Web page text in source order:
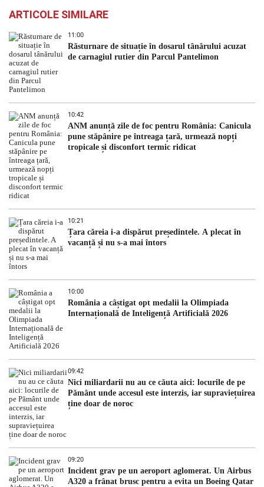
ARTICOLE SIMILARE
11:00
Răsturnare de situație în dosarul tânărului acuzat
de carnagiul rutier din Parcul Pantelimon
10:42
ANM anunță zile de foc pentru România: Canicula
pune stăpânire pe întreaga țară, urmează nopți
tropicale și disconfort termic ridicat
10:21
Țara căreia i-a dispărut președintele. A plecat în
vacanță și nu s-a mai întors
10:00
România a câștigat opt medalii la Olimpiada
Internațională de Inteligență Artificială 2026
09:42
Nici miliardarii nu au ce căuta aici: locurile de pe
Pământ unde accesul este interzis, iar supraviețuirea
ține doar de noroc
09:20
Incident grav pe un aeroport aglomerat. Un Airbus
A320 a frânat brusc pentru a evita un Boeing Qatar